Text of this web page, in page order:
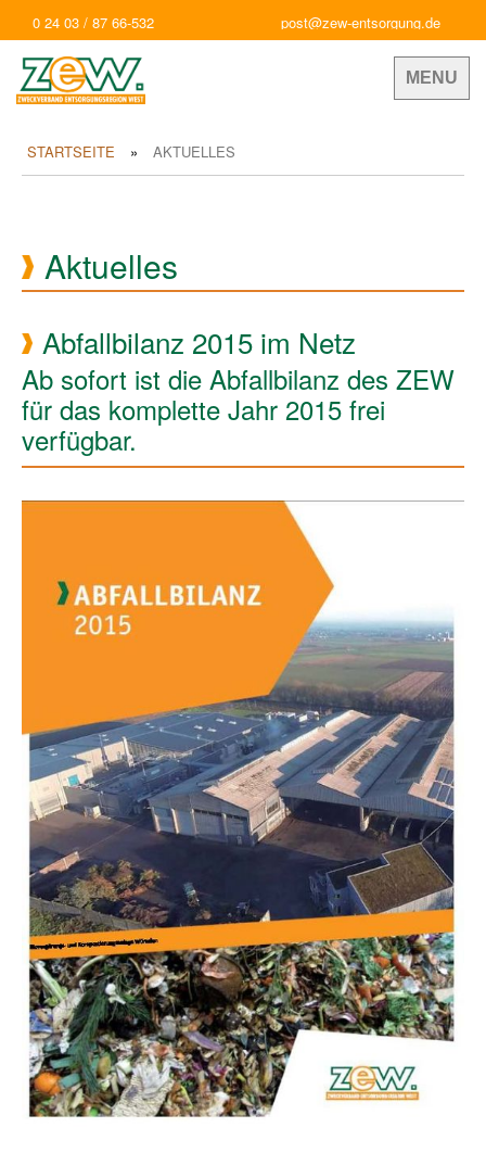
0 24 03 / 87 66-532 post@zew-entsorgung.de
MENU
STARTSEITE AKTUELLES
Aktuelles
Abfallbilanz 2015 im Netz
Ab sofort ist die Abfallbilanz des ZEW
für das komplette Jahr 2015 frei
verfügbar.